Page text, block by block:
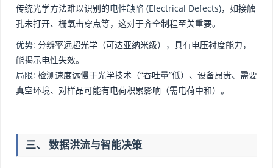
传统光学方法难以识别的电性缺陷 (Electrical Defects)，如接触
孔未打开、栅氧击穿点等，这对于齐全制程至关重要。
优势: 分辨率远超光学（可达亚纳米级），具有电压衬度能力，
能揭示电性失效。
局限: 检测速度远慢于光学技术（“吞吐量”低）、设备昂贵、需要
真空环境、对样品可能有电荷积累影响（需电荷中和）。
三、 数据洪流与智能决策